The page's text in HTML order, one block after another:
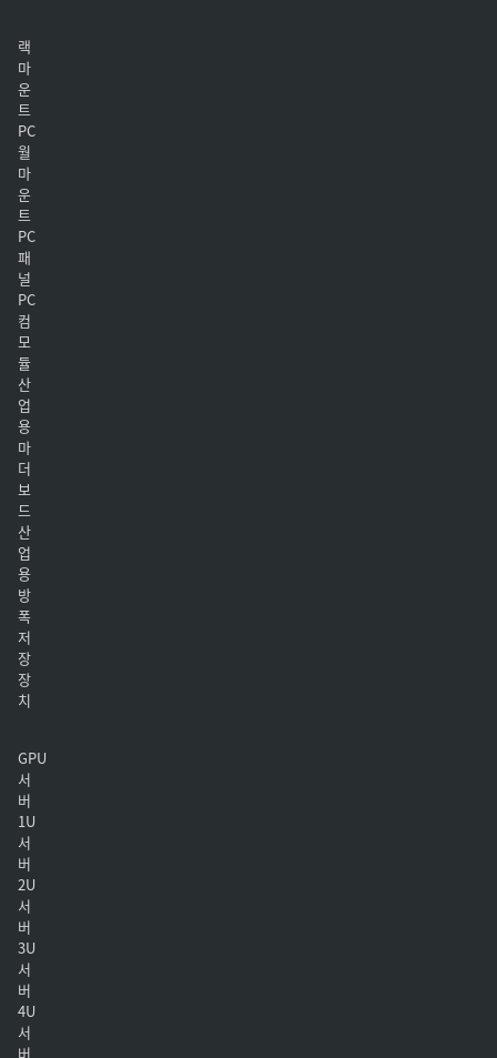
랙
마
운
트
PC
월
마
운
트
PC
패
널
PC
컴
모
듈
산
업
용
마
더
보
드
산
업
용
방
폭
저
장
장
치
GPU
서
버
1U
서
버
2U
서
버
3U
서
버
4U
서
버